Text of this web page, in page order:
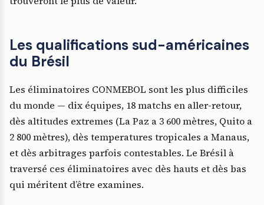
Les qualifications sud-américaines
du Brésil
Les éliminatoires CONMEBOL sont les plus difficiles
du monde — dix équipes, 18 matchs en aller-retour,
dès altitudes extremes (La Paz a 3 600 mètres, Quito a
2 800 mètres), dès temperatures tropicales a Manaus,
et dès arbitrages parfois contestables. Le Brésil à
traversé ces éliminatoires avec dès hauts et dès bas
qui méritent d’être examines.